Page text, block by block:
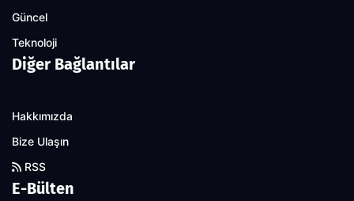
Güncel
Teknoloji
Diğer Bağlantılar
Hakkımızda
Bize Ulaşın
RSS
E-Bülten